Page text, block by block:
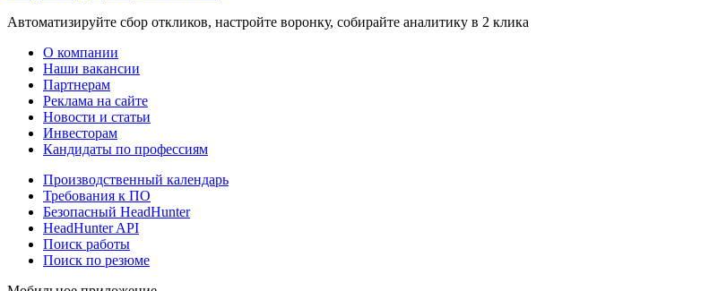
Автоматизируйте сбор откликов, настройте воронку, собирайте аналитику в 2 клика
О компании
Наши вакансии
Партнерам
Реклама на сайте
Новости и статьи
Инвесторам
Кандидаты по профессиям
Производственный календарь
Требования к ПО
Безопасный HeadHunter
HeadHunter API
Поиск работы
Поиск по резюме